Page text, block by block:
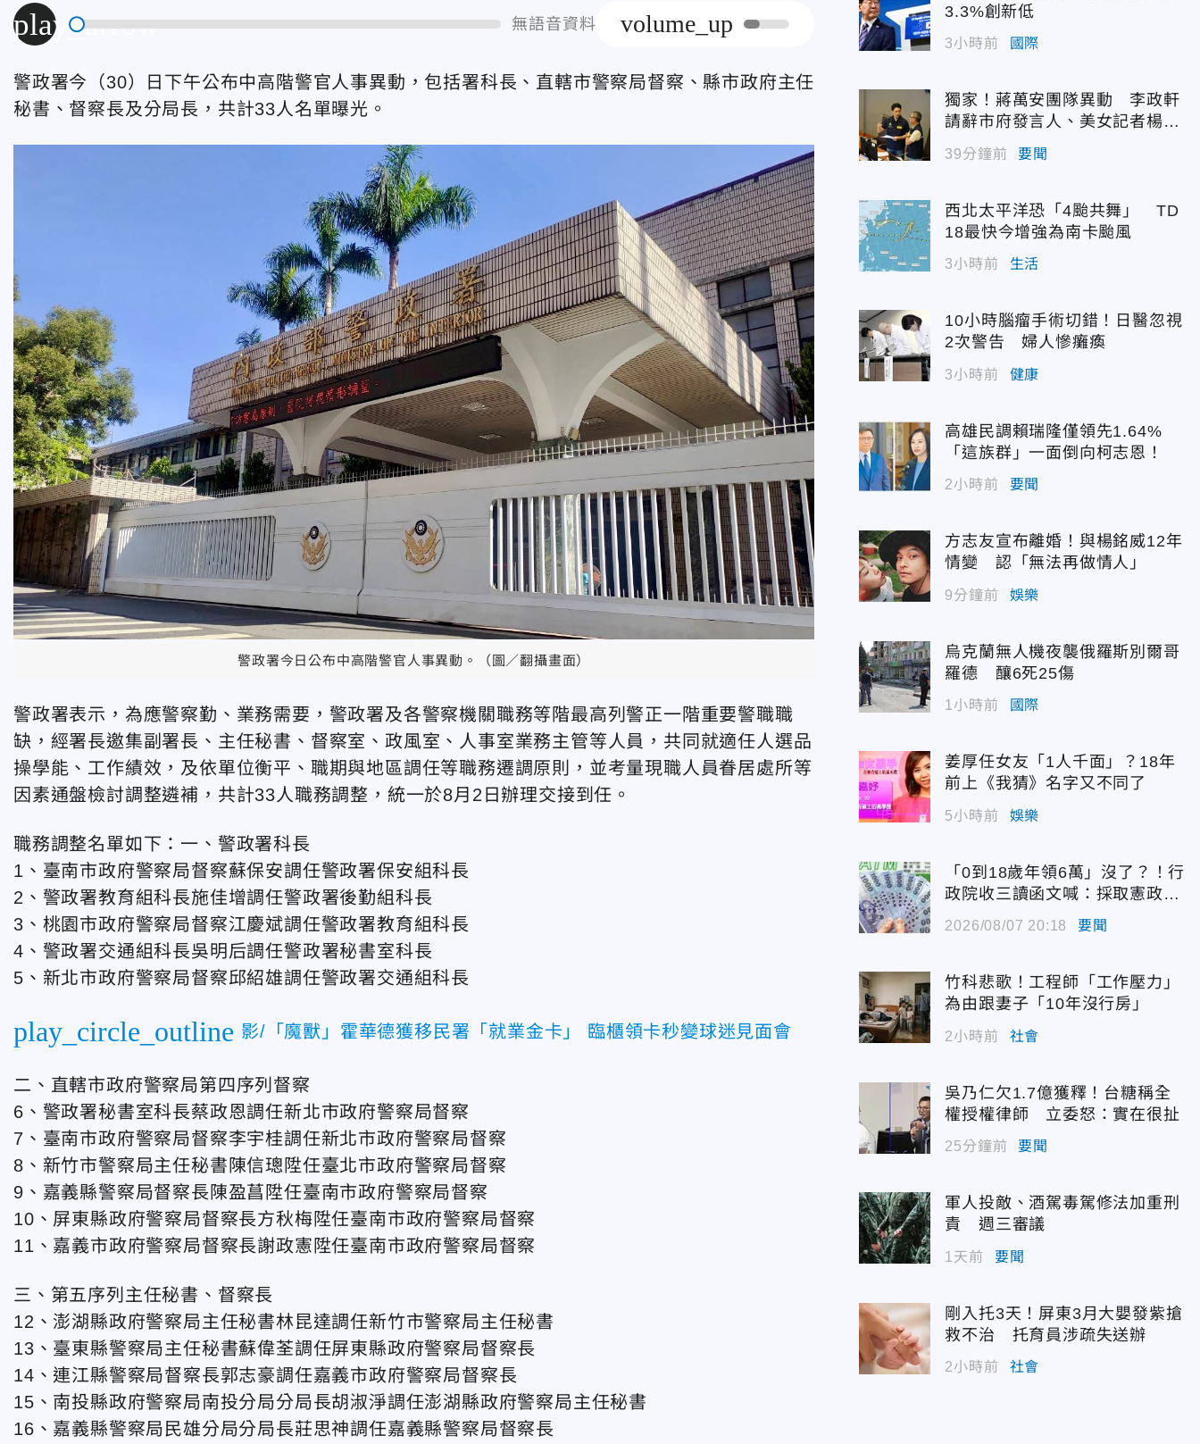
play_arrow 無語音資料 volume_up
警政署今（30）日下午公布中高階警官人事異動，包括署科長、直轄市警察局督察、縣市政府主任
秘書、督察長及分局長，共計33人名單曝光。
警政署今日公布中高階警官人事異動。（圖／翻攝畫面）
警政署表示，為應警察勤、業務需要，警政署及各警察機關職務等階最高列警正一階重要警職職
缺，經署長邀集副署長、主任秘書、督察室、政風室、人事室業務主管等人員，共同就適任人選品
操學能、工作績效，及依單位衡平、職期與地區調任等職務遷調原則，並考量現職人員眷居處所等
因素通盤檢討調整遴補，共計33人職務調整，統一於8月2日辦理交接到任。
職務調整名單如下：一、警政署科長
1、臺南市政府警察局督察蘇保安調任警政署保安組科長
2、警政署教育組科長施佳增調任警政署後勤組科長
3、桃園市政府警察局督察江慶斌調任警政署教育組科長
4、警政署交通組科長吳明后調任警政署秘書室科長
5、新北市政府警察局督察邱紹雄調任警政署交通組科長
play_circle_outline 影/「魔獸」霍華德獲移民署「就業金卡」 臨櫃領卡秒變球迷見面會
二、直轄市政府警察局第四序列督察
6、警政署秘書室科長蔡政恩調任新北市政府警察局督察
7、臺南市政府警察局督察李宇桂調任新北市政府警察局督察
8、新竹市警察局主任秘書陳信璁陞任臺北市政府警察局督察
9、嘉義縣警察局督察長陳盈菖陞任臺南市政府警察局督察
10、屏東縣政府警察局督察長方秋梅陞任臺南市政府警察局督察
11、嘉義市政府警察局督察長謝政憲陞任臺南市政府警察局督察
三、第五序列主任秘書、督察長
12、澎湖縣政府警察局主任秘書林昆達調任新竹市警察局主任秘書
13、臺東縣警察局主任秘書蘇偉荃調任屏東縣政府警察局督察長
14、連江縣警察局督察長郭志豪調任嘉義市政府警察局督察長
15、南投縣政府警察局南投分局分局長胡淑淨調任澎湖縣政府警察局主任秘書
16、嘉義縣警察局民雄分局分局長莊思神調任嘉義縣警察局督察長
3.3%創新低
3小時前 國際
獨家！蔣萬安團隊異動 李政軒
請辭市府發言人、美女記者楊沛
緰助陣
39分鐘前 要聞
西北太平洋恐「4颱共舞」 TD
18最快今增強為南卡颱風
3小時前 生活
10小時腦瘤手術切錯！日醫忽視
2次警告 婦人慘癱瘓
3小時前 健康
高雄民調賴瑞隆僅領先1.64%
「這族群」一面倒向柯志恩！
2小時前 要聞
方志友宣布離婚！與楊銘威12年
情變 認「無法再做情人」
9分鐘前 娛樂
烏克蘭無人機夜襲俄羅斯別爾哥
羅德 釀6死25傷
1小時前 國際
姜厚任女友「1人千面」？18年
前上《我猜》名字又不同了
5小時前 娛樂
「0到18歲年領6萬」沒了？！行
政院收三讀函文喊：採取憲政作
2026/08/07 20:18 要聞
竹科悲歌！工程師「工作壓力」
為由跟妻子「10年沒行房」
2小時前 社會
吳乃仁欠1.7億獲釋！台糖稱全
權授權律師 立委怒：實在很扯
25分鐘前 要聞
軍人投敵、酒駕毒駕修法加重刑
責 週三審議
1天前 要聞
剛入托3天！屏東3月大嬰發紫搶
救不治 托育員涉疏失送辦
2小時前 社會